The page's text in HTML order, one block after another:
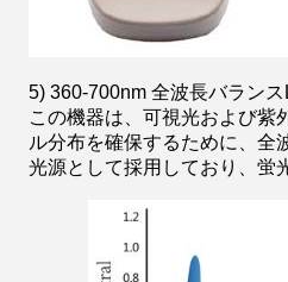
5) 360-700nm 全波長バラン
この機器は、可視光および紫
ル分布を確保するために、全
光源として採用しており、蛍